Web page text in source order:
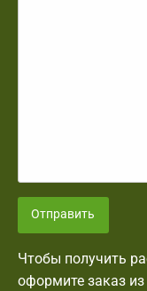
Отправить
Чтобы получить
оформите заказ